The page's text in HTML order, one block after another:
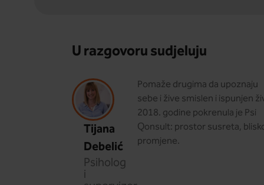
U razgovoru sudjeluju
Tijana
Debelić
Psiholog
i
Pomaže drugima da upoznaju
sebe i žive smislen i ispunjen
2018. godine pokrenula je Psi
Qonsult: prostor susreta,
promjene.